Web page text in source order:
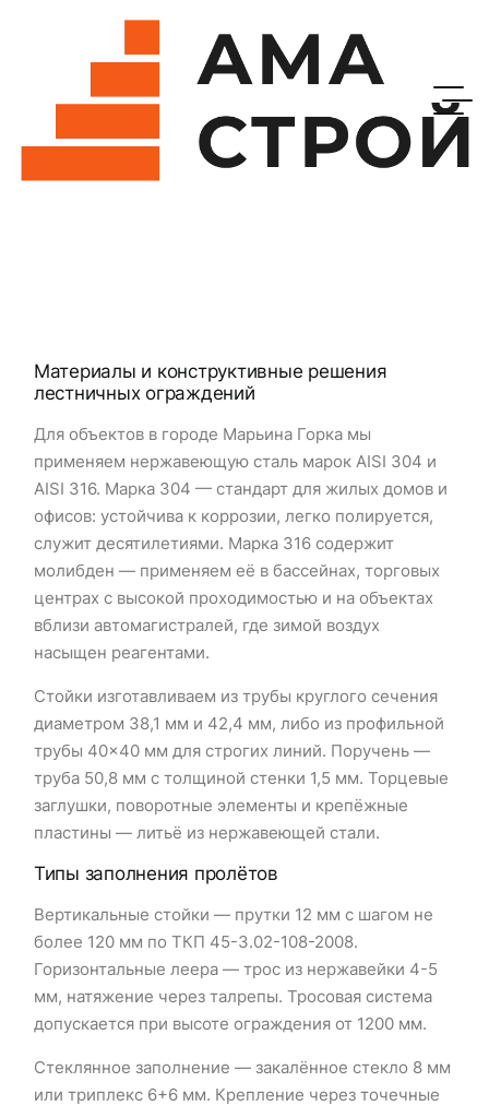
Материалы и конструктивные решения
лестничных ограждений
Для объектов в городе Марьина Горка мы
применяем нержавеющую сталь марок AISI 304 и
AISI 316. Марка 304 — стандарт для жилых домов и
офисов: устойчива к коррозии, легко полируется,
служит десятилетиями. Марка 316 содержит
молибден — применяем её в бассейнах, торговых
центрах с высокой проходимостью и на объектах
вблизи автомагистралей, где зимой воздух
насыщен реагентами.
Стойки изготавливаем из трубы круглого сечения
диаметром 38,1 мм и 42,4 мм, либо из профильной
трубы 40×40 мм для строгих линий. Поручень —
труба 50,8 мм с толщиной стенки 1,5 мм. Торцевые
заглушки, поворотные элементы и крепёжные
пластины — литьё из нержавеющей стали.
Типы заполнения пролётов
Вертикальные стойки — прутки 12 мм с шагом не
более 120 мм по ТКП 45-3.02-108-2008.
Горизонтальные леера — трос из нержавейки 4-5
мм, натяжение через талрепы. Тросовая система
допускается при высоте ограждения от 1200 мм.
Стеклянное заполнение — закалённое стекло 8 мм
или триплекс 6+6 мм. Крепление через точечные